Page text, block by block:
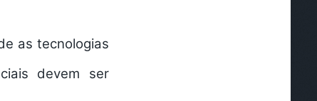
as tecnologias
devem ser